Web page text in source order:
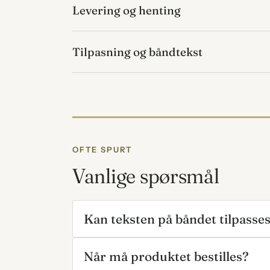
Levering og henting
Tilpasning og båndtekst
OFTE SPURT
Vanlige spørsmål
Kan teksten på båndet
Når må produktet bestilles?